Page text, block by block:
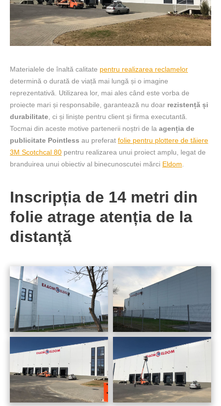
Materialele de înaltă calitate pentru realizarea reclamelor
determină o durată de viață mai lungă și o imagine
reprezentativă. Utilizarea lor, mai ales când este vorba de
proiecte mari și responsabile, garantează nu doar rezistență și
durabilitate , ci și liniște pentru client și firma executantă.
Tocmai din aceste motive partenerii noștri de la agenția de
publicitate Pointless au preferat folie pentru plottere de tăiere
3M Scotchcal 80 pentru realizarea unui proiect amplu, legat de
branduirea unui obiectiv al binecunoscutei mărci Eldom
Inscripția de 14 metri din
folie atrage atenția de la
distanță